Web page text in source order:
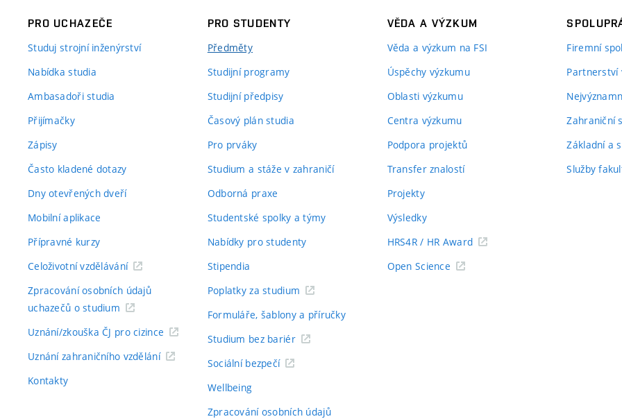
PRO UCHAZEČE
Studuj strojní inženýrství
Nabídka studia
Ambasadoři studia
Přijímačky
Zápisy
Často kladené dotazy
Dny otevřených dveří
Mobilní aplikace
Přípravné kurzy
Celoživotní vzdělávání
Zpracování osobních údajů
uchazečů o studium
Uznání/zkouška ČJ pro cizince
Uznání zahraničního vzdělání
Kontakty
PRO STUDENTY
Předměty
Studijní programy
Studijní předpisy
Časový plán studia
Pro prváky
Studium a stáže v zahraničí
Odborná praxe
Studentské spolky a týmy
Nabídky pro studenty
Stipendia
Poplatky za studium
Formuláře, šablony a příručky
Studium bez bariér
Sociální bezpečí
Wellbeing
Zpracování osobních údajů
VĚDA A VÝZKUM
Věda a výzkum na FSI
Úspěchy výzkumu
Oblasti výzkumu
Centra výzkumu
Podpora projektů
Transfer znalostí
Projekty
Výsledky
HRS4R / HR Award
Open Science
Firemní
Partnerství
Zahraniční
Základní a
Služby